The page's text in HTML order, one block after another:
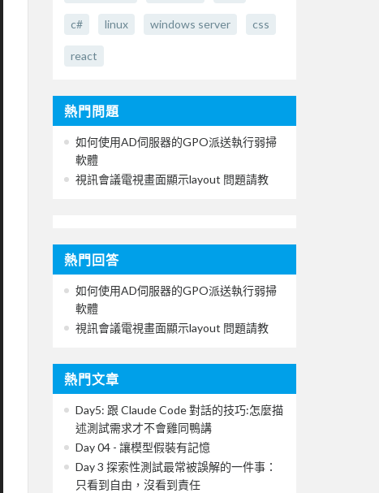
c# linux windows server css
react
熱門問題
如何使用AD伺服器的GPO派送執行弱掃
軟體
視訊會議電視畫面顯示layout 問題請教
熱門回答
如何使用AD伺服器的GPO派送執行弱掃
軟體
視訊會議電視畫面顯示layout 問題請教
熱門文章
Day5: 跟 Claude Code 對話的技巧:怎麼描
述測試需求才不會雞同鴨講
Day 04 - 讓模型假裝有記憶
Day 3 探索性測試最常被誤解的一件事：
只看到自由，沒看到責任